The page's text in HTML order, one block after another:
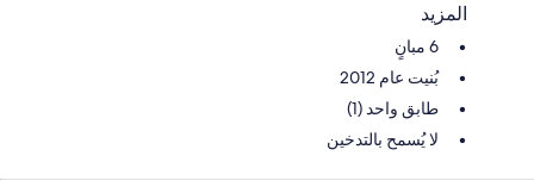
المزيد
6 مبانٍ
بُنيت عام 2012
طابق واحد (1)
لا يُسمح بالتدخين